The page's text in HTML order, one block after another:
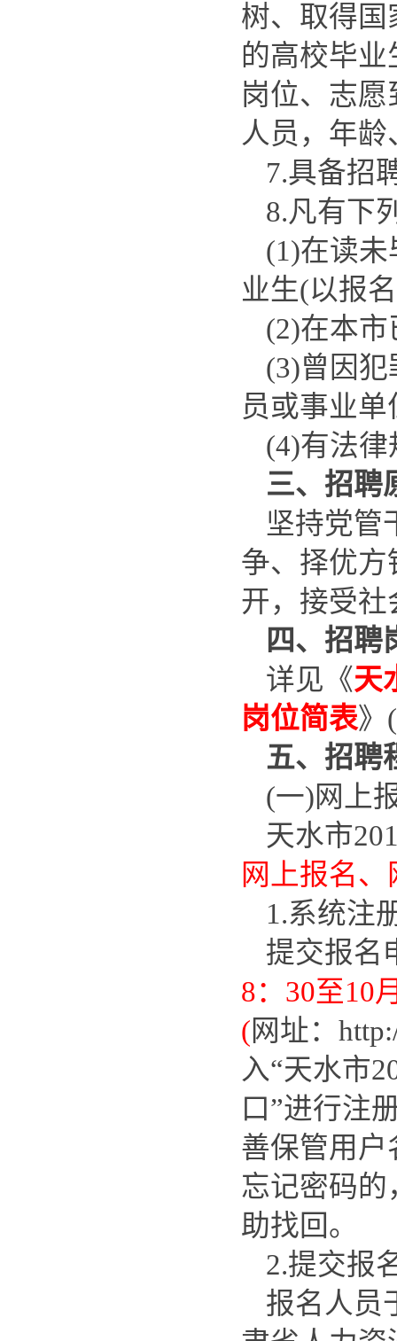
树、取得
的高校毕
岗位、志
人员，年
7.具备招
8.凡有下
(1)在读
业生(以报
(2)在本
(3)曾因
员或事业
(4)有法
三、招聘
坚持党管
争、择优
开，接受
四、招聘
详见《天
岗位简表》
五、招聘
(一)网上
天水市
网上报名
1.系统注
提交报名
8：30至10
(网址：
入“天水市
口”进行注
善保管用
忘记密码的
助找回。
2.提交报
报名人员